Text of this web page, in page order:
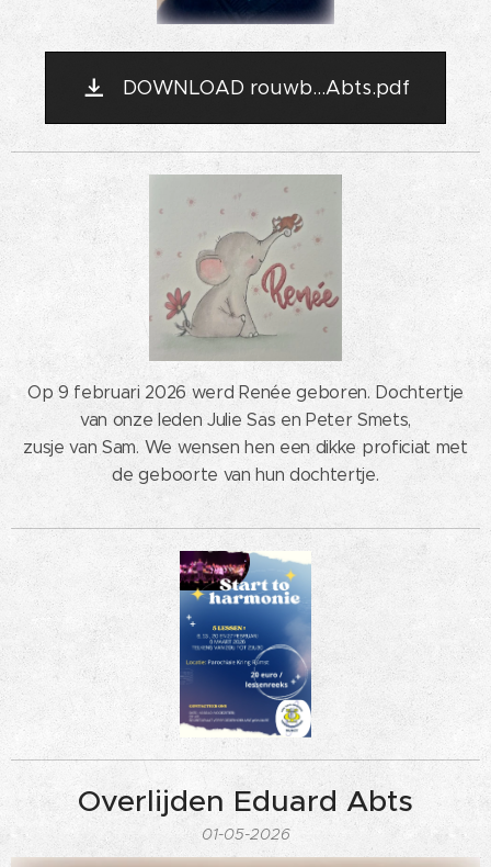
DOWNLOAD rouwb...Abts.pdf
Op 9 februari 2026 werd Renée geboren. Dochtertje
van onze leden Julie Sas en Peter Smets,
zusje van Sam. We wensen hen een dikke proficiat met
de geboorte van hun dochtertje.
Overlijden Eduard Abts
01-05-2026